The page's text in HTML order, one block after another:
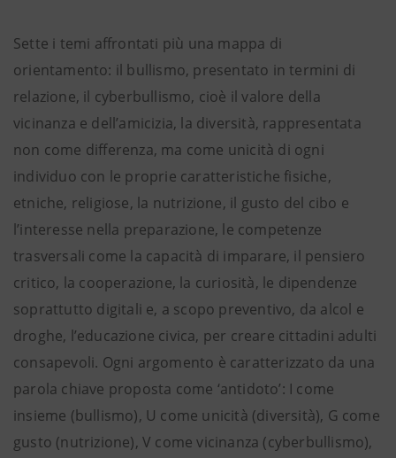
Sette i temi affrontati più una mappa di
orientamento: il bullismo, presentato in termini di
relazione, il cyberbullismo, cioè il valore della
vicinanza e dell’amicizia, la diversità, rappresentata
non come differenza, ma come unicità di ogni
individuo con le proprie caratteristiche fisiche,
etniche, religiose, la nutrizione, il gusto del cibo e
l’interesse nella preparazione, le competenze
trasversali come la capacità di imparare, il pensiero
critico, la cooperazione, la curiosità, le dipendenze
soprattutto digitali e, a scopo preventivo, da alcol e
droghe, l’educazione civica, per creare cittadini adulti
consapevoli. Ogni argomento è caratterizzato da una
parola chiave proposta come ‘antidoto’: I come
insieme (bullismo), U come unicità (diversità), G come
gusto (nutrizione), V come vicinanza (cyberbullismo),